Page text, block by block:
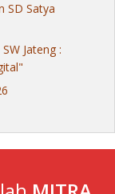
SD Satya
Jateng :